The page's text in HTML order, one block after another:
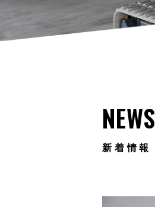
NEWS
新着情報